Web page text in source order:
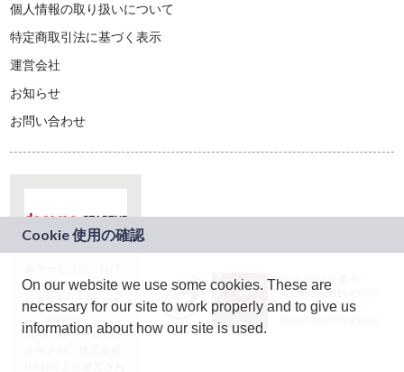
個人情報の取り扱いについて
特定商取引法に基づく表示
運営会社
お知らせ
お問い合わせ
ドコモグループの新
規事業創出プログラ
ム「docomo
STARTUP」を通じて
JASRAC許諾番号：
9024936001Y45037
JASRAC許諾番号：
On our website we use some cookies. These are
necessary for our site to work properly and to give us
information about how our site is used.